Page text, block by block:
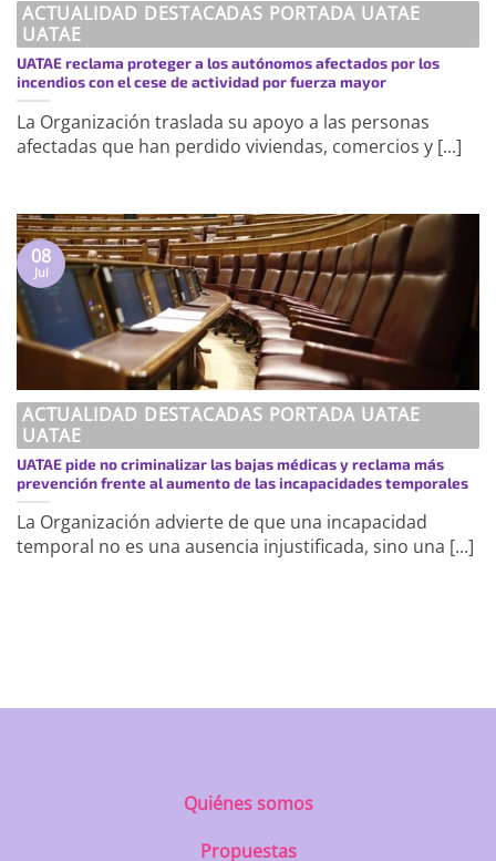
ACTUALIDAD DESTACADAS PORTADA UATAE
UATAE
UATAE reclama proteger a los autónomos afectados por los
incendios con el cese de actividad por fuerza mayor
La Organización traslada su apoyo a las personas
afectadas que han perdido viviendas, comercios y [...]
ACTUALIDAD DESTACADAS PORTADA UATAE
UATAE
UATAE pide no criminalizar las bajas médicas y reclama más
prevención frente al aumento de las incapacidades temporales
La Organización advierte de que una incapacidad
temporal no es una ausencia injustificada, sino una [...]
08
Jul
best-first/
Quiénes somos
Propuestas